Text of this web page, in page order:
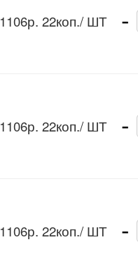
1106р. 22коп./ ШТ -
1106р. 22коп./ ШТ -
1106р. 22коп./ ШТ -